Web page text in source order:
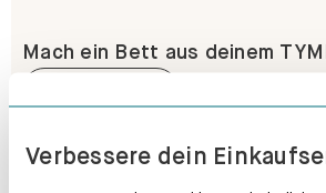
Verbessere dein
Mach ein Bett aus deinem